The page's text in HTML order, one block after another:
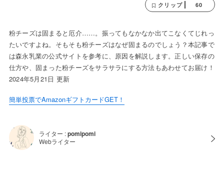
クリップ 60
粉チーズは固まると厄介……。振ってもなかなか出てこなくてじれっ
たいですよね。そもそも粉チーズはなぜ固まるのでしょう？本記事で
は森永乳業の公式サイトを参考に、原因を解説します。正しい保存の
仕方や、固まった粉チーズをサラサラにする方法もあわせてお届け！
2024年5月21日 更新
簡単投票でAmazonギフトカードGET！
ライター :pomipomi
Webライター